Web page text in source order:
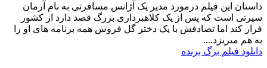
داستان این فیلم درمورد مدیر یک آژانس مسافرتی به نام آرمان
سیرتی است که پس از یک کلاهبرداری بزرگ قصد دارد از کشور
فرار کند اما تصادفش با یک دختر گل فروش همه برنامه های او را
به هم میریزد....
دانلود فیلم برگ برنده